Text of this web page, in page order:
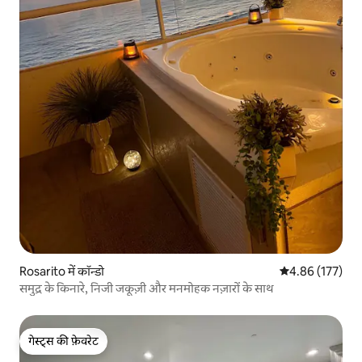
Rosarito में कॉन्डो औसत रेटिंग 5 में से
4.86 (177)
समुद्र के किनारे, निजी जकूज़ी और मनमोहक नज़ारों के साथ
गेस्ट्स की फ़ेवरेट
गेस्ट्स की फ़ेवरेट